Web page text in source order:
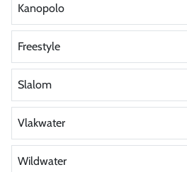
Kanopolo
Freestyle
Slalom
Vlakwater
Wildwater